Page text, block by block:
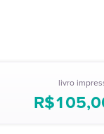
livro
R$